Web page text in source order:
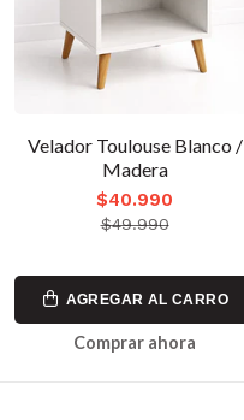
Velador Toulouse Blanco /
Madera
$40.990
$49.990
AGREGAR AL CARRO
Comprar ahora